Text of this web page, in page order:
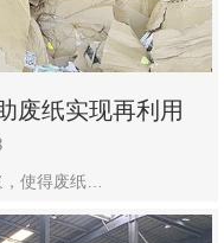
废纸实现再利用
使得废纸…